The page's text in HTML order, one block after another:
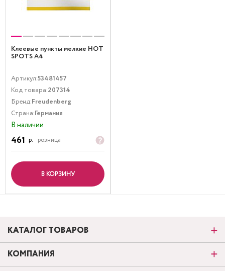
Клеевые пункты мелкие HOT
SPOTS А4
Артикул:53481457
Код товара:207314
Бренд:Freudenberg
Страна:Германия
В наличии
461 р. розница
В КОРЗИНУ
КАТАЛОГ ТОВАРОВ
КОМПАНИЯ